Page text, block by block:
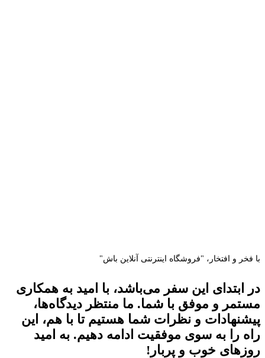
با فخر و افتخار، "فروشگاه اینترنتی آنلاین باش"
در ابتدای این سفر می‌باشد، با امید به همکاری
مستمر و موفق با شما. ما منتظر دیدگاه‌ها،
پیشنهادات و نظرات شما هستیم تا با هم، این
راه را به سوی موفقیت ادامه دهیم. به امید
روزهای خوب و پربار!